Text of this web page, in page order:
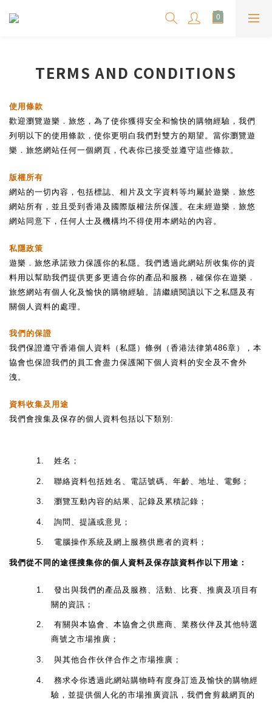
TERMS AND CONDITIONS
使用條款
歡迎瀏覽遊樂．旅悠，為了使你獲得安全和愉快的購物經驗，我們
列明以下的使用條款，使你更明白我們對雙方的期望。當你瀏覽遊
樂．旅悠網站任何一個網頁，代表你已接受並遵守這些條款。
版權所有
網站的一切內容，包括標誌、相片及文字資料等均屬於遊樂．旅悠
網站所有，並且受到香港及國際版權法所保護。在未經遊樂．旅悠
網站同意下，任何人士及機構均不得使用本網站的內容。
私隱政策
遊樂．旅悠承諾致力保護你的私隱。我們透過此網站所收集你的資
料用以幫助我們提供更多更適合你的產品和服務，確保你在遊樂．
旅悠網站有個人化及愉快的購物經驗。請繼續閱讀以下之私隱及有
關個人資料的處理。
我們的保證
我們保證遵守香港個人資料（私隱）條例（香港法律第486章），本
協會也保證我們的員工會盡力保護閣下個人資料的安全及不會外
洩。
資料收集及用途
我們會搜集及保存的個人資料包括以下類別 :
1. 姓名；
2. 聯絡資料包括姓名、電話號碼、年齡、地址、電郵；
3. 瀏覽互動內容的結果、記錄及累積記錄；
4. 詢問、提議或意見；
5. 電腦操作系統及網上服務供應者的資料；
我們從不同的途徑搜集你的個人資料及保存該資料作以下用途：
1.
發出與我們的產品及服務、活動、比賽、推廣及項目有
關的資訊；
2.
有關與本協會、本協會之供應商、業務伙伴及其他特選
商號之市場推廣；
3. 與其他合作伙伴合作之市場推廣；
4.
務求令你透過此網站購物時有度身訂造及愉快的購物經
驗，並提供個人化的市場推廣資訊，我們會剪裁網頁的